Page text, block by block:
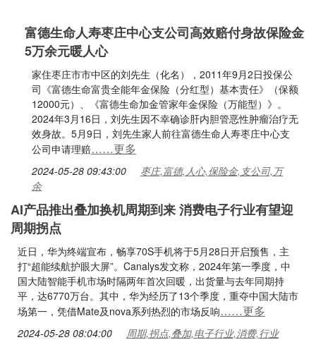
富德生命人寿枣庄中心支公司高效赔付身故保险金
5万余元暖人心
家住枣庄市市中区的刘先生（化名），2011年9月2日投保公
司《富德生命富贵全能年金保险（分红型）基本责任》（保额
12000元）、《富德生命加金管家年金保险（万能型）》。
2024年3月16日，刘先生因不幸确诊肝内胆管恶性肿瘤治疗无
效身故。5月9日，刘先生家人前往富德生命人寿枣庄中心支
公司申请理赔……更多
2024-05-28 09:43:00
枣庄,富德,人心,保险金,支公司,万
余
AI产品推出叠加换机周期到来 消费电子行业有望迎
周期拐点
近日，华为终端宣布，畅享70S手机将于5月28日开启预售，主
打“超能续航护眼大屏”。Canalys发文称，2024年第一季度，中
国大陆智能手机市场时隔两年首次回暖，出货量与去年同期持
平，达6770万台。其中，华为经历了13个季度，重夺中国大陆市
场第一，凭借Mate及nova系列热烈的市场反响……更多
2024-05-28 08:04:00 周期,拐点,叠加,电子行业,消费,行业